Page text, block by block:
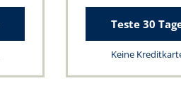
Teste 30
Keine